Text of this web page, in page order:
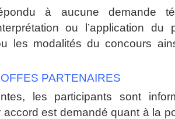
à aucune demande
ou l’application du
les modalités du concours
PARTENAIRES
les participants sont
accord est demandé quant à la